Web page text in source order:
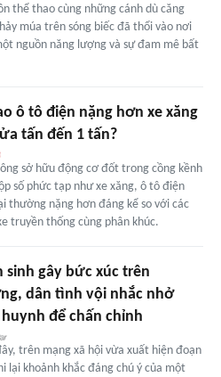
thể thao cùng những cánh dù căng
múa trên sóng biếc đã thổi vào nơi
nguồn năng lượng và sự đam mê bất
ô tô điện nặng hơn xe xăng
tấn đến 1 tấn?
sở hữu động cơ đốt trong cồng kềnh
số phức tạp như xe xăng, ô tô điện
thường nặng hơn đáng kể so với các
truyền thống cùng phân khúc.
sinh gây bức xúc trên
dân tình vội nhắc nhở
để chấn chỉnh
trên mạng xã hội vừa xuất hiện đoạn
lại khoảnh khắc đáng chú ý của một